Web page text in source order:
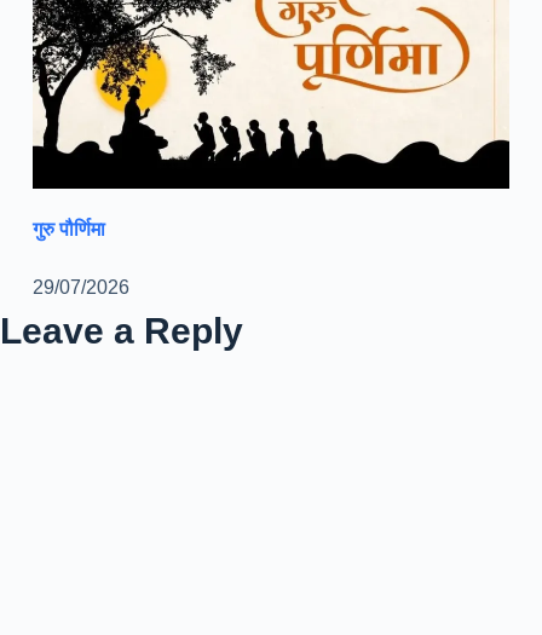
गुरु पौर्णिमा
29/07/2026
Leave a Reply